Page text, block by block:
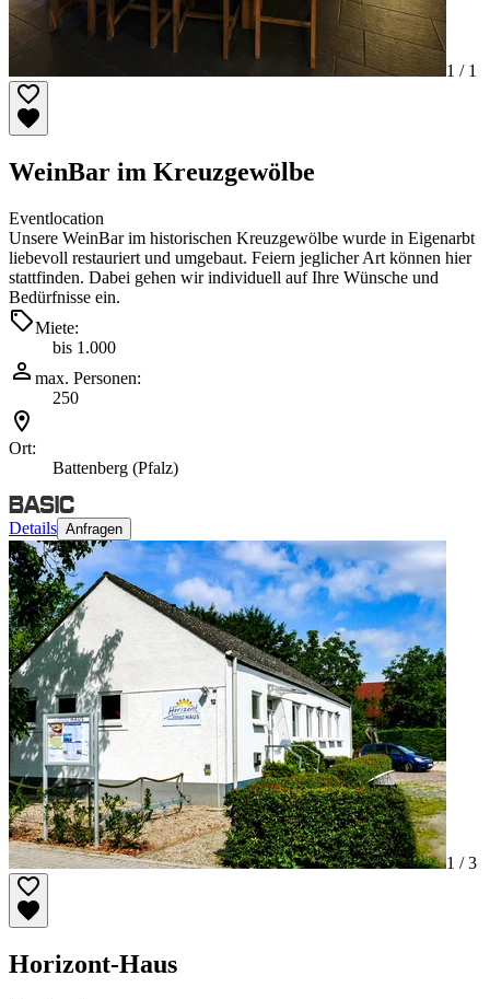
1 / 1
WeinBar im Kreuzgewölbe
Eventlocation
Unsere WeinBar im historischen Kreuzgewölbe wurde in Eigenarbt
liebevoll restauriert und umgebaut. Feiern jeglicher Art können hier
stattfinden. Dabei gehen wir individuell auf Ihre Wünsche und
Bedürfnisse ein.
Miete:
bis 1.000
max. Personen:
250
Ort:
Battenberg (Pfalz)
Details Anfragen
1 /3
Horizont-Haus